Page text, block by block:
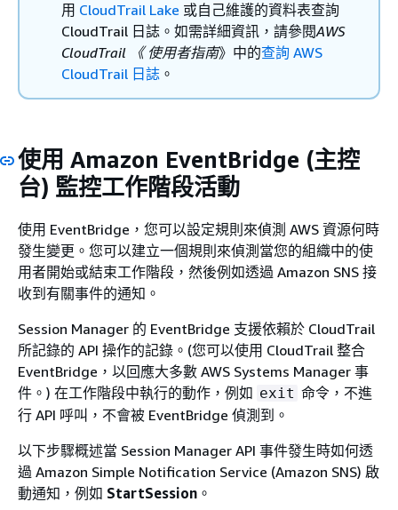
用 CloudTrail Lake 或自己維護的資料表查詢
CloudTrail 日誌。如需詳細資訊，請參閱AWS
CloudTrail 《 使用者指南》中的查詢 AWS
CloudTrail 日誌 。
使用 Amazon EventBridge (主控
台) 監控工作階段活動
使用 EventBridge，您可以設定規則來偵測 AWS 資源何時
發生變更。您可以建立一個規則來偵測當您的組織中的使
用者開始或結束工作階段，然後例如透過 Amazon SNS 接
收到有關事件的通知。
Session Manager 的 EventBridge 支援依賴於 CloudTrail
所記錄的 API 操作的記錄。(您可以使用 CloudTrail 整合
EventBridge，以回應大多數 AWS Systems Manager 事
件。) 在工作階段中執行的動作，例如 exit 命令，不進
行 API 呼叫，不會被 EventBridge 偵測到。
以下步驟概述當 Session Manager API 事件發生時如何透
過 Amazon Simple Notification Service (Amazon SNS) 啟
動通知，例如 StartSession 。